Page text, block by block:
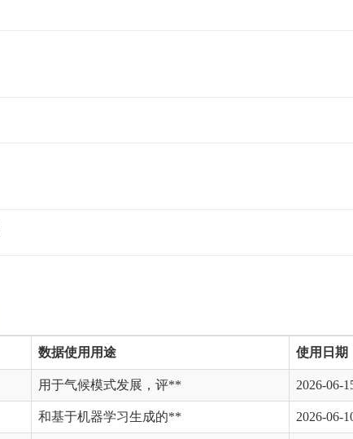
数据使用用途 使用日期
用于气候模式发展，评** 2026-06-
和基于机器学习生成的** 2026-06-